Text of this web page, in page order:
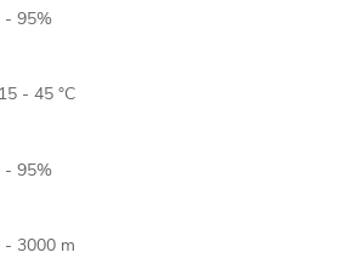
- 95%
- 45 °C
- 95%
- 3000 m